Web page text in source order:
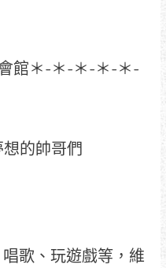
館＊-＊-＊-＊-＊-
的帥哥們
歌、玩遊戲等，維